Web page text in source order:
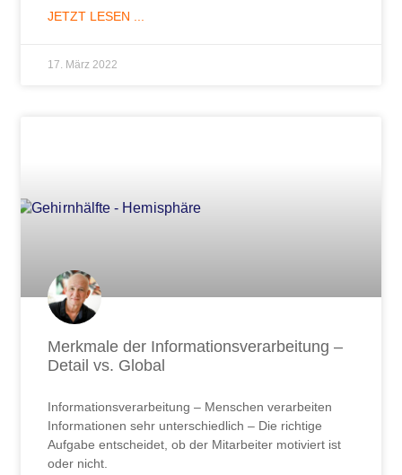
JETZT LESEN ...
17. März 2022
Merkmale der Informationsverarbeitung –
Detail vs. Global
Informationsverarbeitung – Menschen verarbeiten
Informationen sehr unterschiedlich – Die richtige
Aufgabe entscheidet, ob der Mitarbeiter motiviert ist
oder nicht.